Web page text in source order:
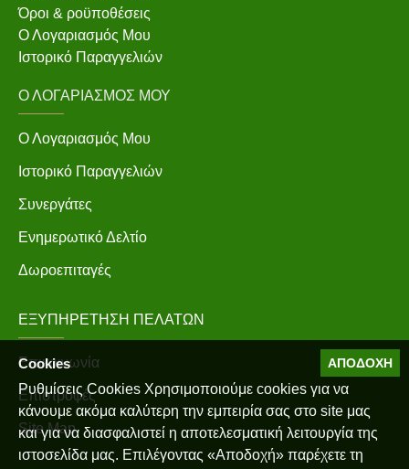
Όροι & ροϋποθέσεις
Ο Λογαριασμός Μου
Ιστορικό Παραγγελιών
Ο ΛΟΓΑΡΙΑΣΜΌΣ ΜΟΥ
Ο Λογαριασμός Μου
Ιστορικό Παραγγελιών
Συνεργάτες
Ενημερωτικό Δελτίο
Δωροεπιταγές
ΕΞΥΠΗΡΈΤΗΣΗ ΠΕΛΑΤΏΝ
Επικοινωνία
Επιστροφές
Site Map
ΑΠΟΔΟΧΉ
Cookies
Ρυθμίσεις Cookies Χρησιμοποιούμε cookies για να
κάνουμε ακόμα καλύτερη την εμπειρία σας στο site μας
και για να διασφαλιστεί η αποτελεσματική λειτουργία της
ιστοσελίδα μας. Επιλέγοντας «Αποδοχή» παρέχετε τη